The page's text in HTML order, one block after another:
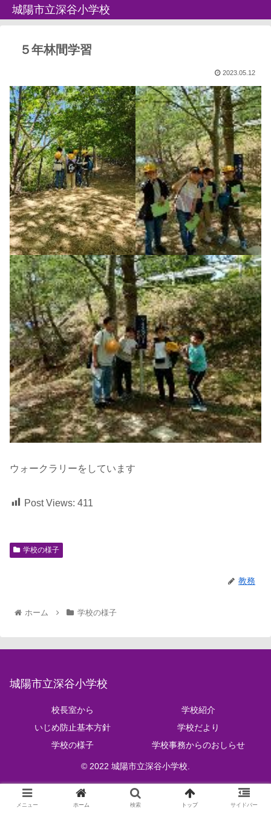
城陽市立深谷小学校
５年林間学習
2023.05.12
ウォークラリーをしています
Post Views: 411
学校の様子
教務
ホーム 学校の様子
城陽市立深谷小学校
校長室から
学校紹介
いじめ防止基本方針
学校だより
学校の様子
学校事務からのおしらせ
© 2022 城陽市立深谷小学校.
メニュー ホーム 検索 トップ サイドバー